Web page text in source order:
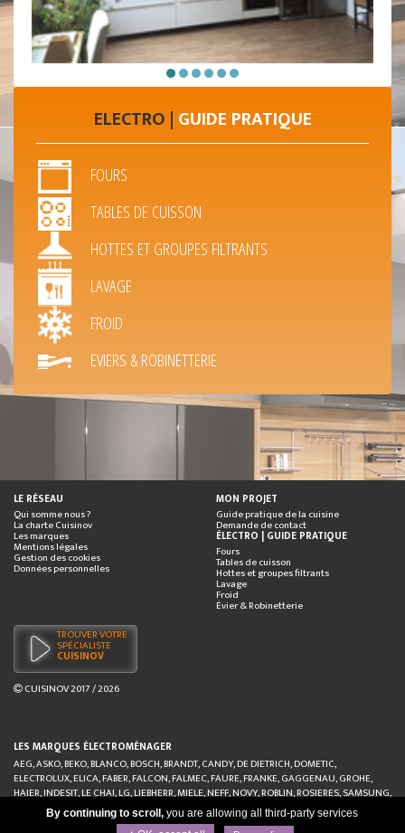
ELECTRO | GUIDE PRATIQUE
FOURS
TABLES DE CUISSON
HOTTES ET GROUPES FILTRANTS
LAVAGE
FROID
EVIERS & ROBINETTERIE
LE RÉSEAU
Qui somme nous ?
La charte Cuisinov
Les marques
Mentions légales
Gestion des cookies
Données personnelles
MON PROJET
Guide pratique de la cuisine
Demande de contact
ÉLECTRO | GUIDE PRATIQUE
Fours
Tables de cuisson
Hottes et groupes filtrants
Lavage
Froid
Évier & Robinetterie
TROUVER VOTRE
SPÉCIALISTE
CUISINOV
CUISINOV2017 / 2026
LES MARQUES ÉLECTROMÉNAGER
AEG,ASKO,BEKO,BLANCO,BOSCH,BRANDT,CANDY,DE DIETRICH,DOMETIC,
ELECTROLUX,ELICA,FABER,FALCON,FALMEC,FAURE,FRANKE,GAGGENAU,GROHE,
HAIER,INDESIT,LE CHAI,LG,LIEBHERR,MIELE,NEFF,NOVY,ROBLIN,ROSIERES,SAMSUNG,
SAUTER,SIEMENS,SMEG,WHIRLPOOL
By continuing to scroll, you are allowing all third-party services